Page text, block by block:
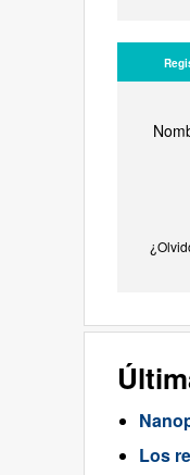
Los